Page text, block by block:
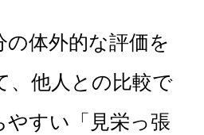
体外的な評価を
、他人との比較で
やすい「見栄っ張